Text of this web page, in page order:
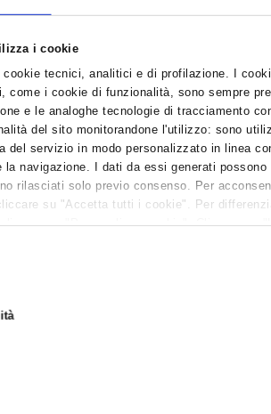
i cookie
tecnici, analitici e di profilazione. I
come i cookie di funzionalità, sono sempre
e le analoghe tecnologie di tracciamento
del sito monitorandone l'utilizzo: sono
del servizio in modo personalizzato in linea
la navigazione. I dati da essi generati
rilasciati solo previo consenso. Per
su "Accetta tutti i cookie". Per
su "Personalizza cookie". Cliccare su
assenza di cookie o altri strumenti di
PER TECNICO SUPERIORE ITS
TERMINI PER ISCRIZIONI
21 novembre, i termini per le iscrizioni ai